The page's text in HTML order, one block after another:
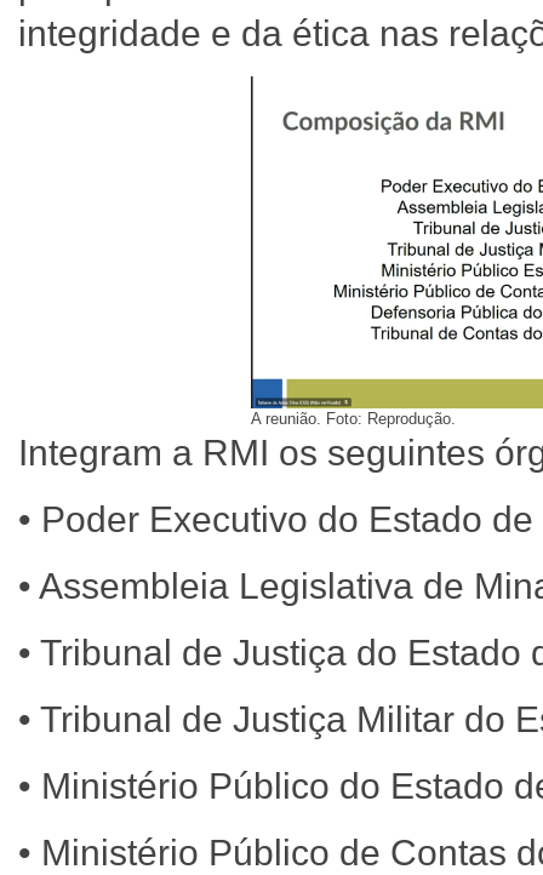
integridade e da ética nas
A reunião. Foto: Reprodução.
Integram a RMI os seguintes
• Poder Executivo do Estado
• Assembleia Legislativa de
• Tribunal de Justiça do
• Tribunal de Justiça Militar do
• Ministério Público do Estado
• Ministério Público de Contas